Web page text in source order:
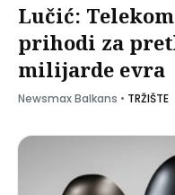
Lučić:
prihodi za
milijarde evra
Newsmax Balkans • TRŽIŠTE